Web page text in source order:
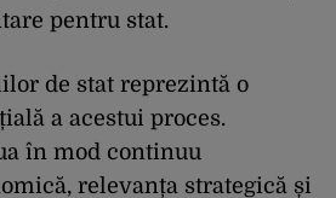
pentru stat.
de stat reprezintă o
a acestui proces.
în mod continuu
relevanța strategică și